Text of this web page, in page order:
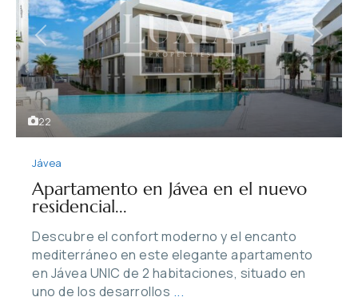
22
Previous Next
Jávea
Apartamento en Jávea en el nuevo
residencial...
Descubre el confort moderno y el encanto
mediterráneo en este elegante apartamento
en Jávea UNIC de 2 habitaciones, situado en
uno de los desarrollos ...